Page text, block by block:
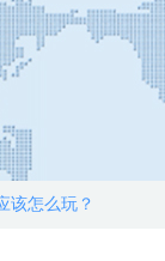
该怎么玩？